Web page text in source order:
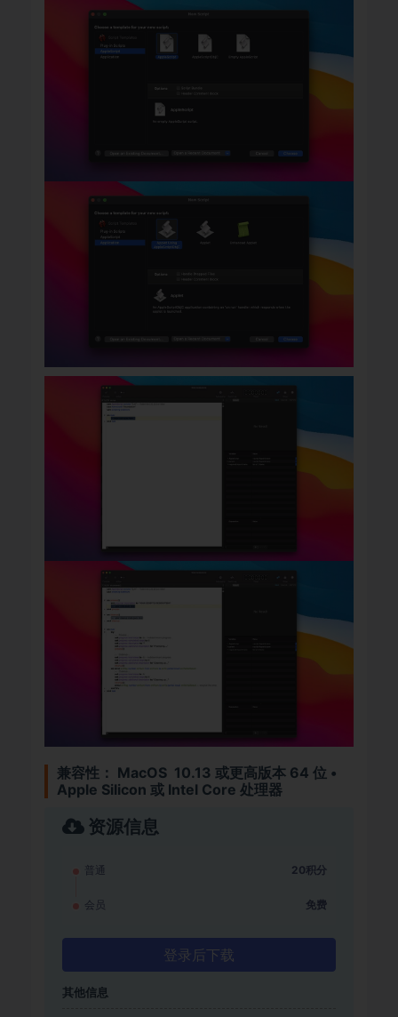
兼容性： MacOS 10.13 或更高版本 64 位 •
Apple Silicon 或 Intel Core 处理器
资源信息
普通 20积分
会员 免费
登录后下载
其他信息